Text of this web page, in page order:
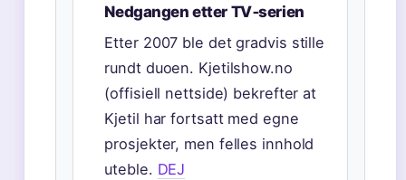
Nedgangen etter TV‑serien
Etter 2007 ble det gradvis stille
rundt duoen. Kjetilshow.no
(offisiell nettside) bekrefter at
Kjetil har fortsatt med egne
prosjekter, men felles innhold
uteble. DEJ